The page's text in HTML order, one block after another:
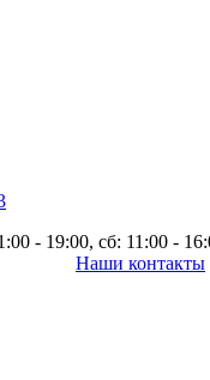
- 19:00, сб: 11:00 -
Наши контакты